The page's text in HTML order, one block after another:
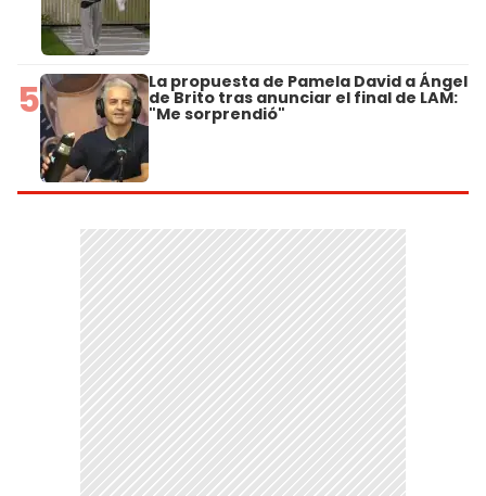
5 La propuesta de Pamela David a Ángel
de Brito tras anunciar el final de LAM:
"Me sorprendió"